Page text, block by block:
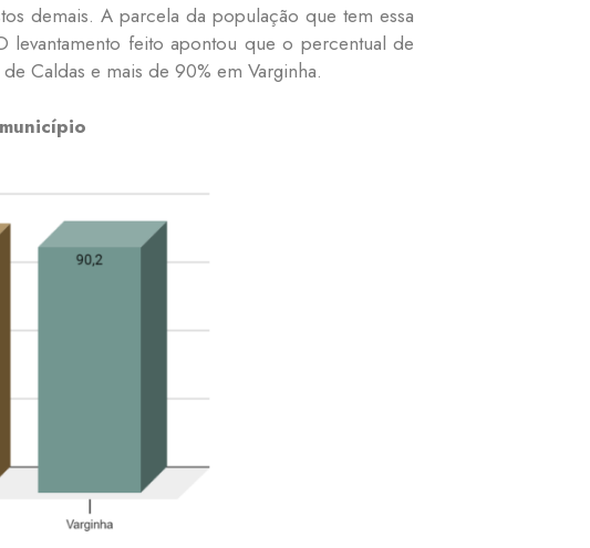
demais. A parcela da população que tem essa
feito apontou que o percentual de
Caldas e mais de 90% em Varginha.